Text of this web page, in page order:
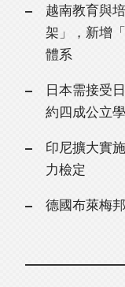
越南教育與
架」，新增
體系
日本需接受
約四成公立
印尼擴大實
力檢定
德國布萊梅